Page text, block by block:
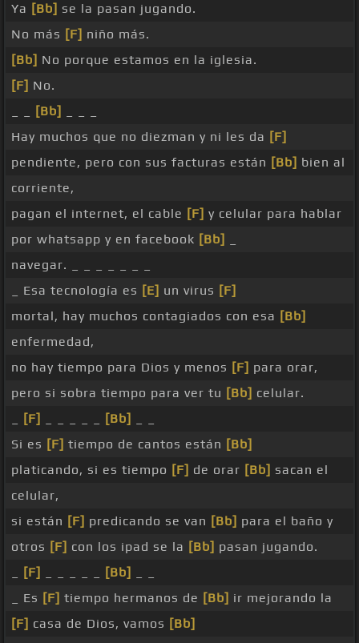
Ya [Bb] se la pasan jugando.
No más [F] niño más.
[Bb] No porque estamos en la iglesia.
[F] No.
[Bb]
Hay muchos que no diezman y ni les da [F]
pendiente, pero con sus facturas están [Bb] bien al
corriente,
pagan el internet, el cable [F] y celular para hablar
por whatsapp y en facebook [Bb]
navegar. _ _ _ _ _ _ _
_ Esa tecnología es [E] un virus [F]
mortal, hay muchos contagiados con esa [Bb]
enfermedad,
no hay tiempo para Dios y menos [F] para orar,
pero si sobra tiempo para ver tu [Bb] celular.
[F] [Bb]
Si es [F] tiempo de cantos están [Bb]
platicando, si es tiempo [F] de orar [Bb] sacan el
celular,
si están [F] predicando se van [Bb] para el baño y
otros [F] con los ipad se la [Bb] pasan jugando.
[F] [Bb]
_ Es [F] tiempo hermanos de [Bb] ir mejorando la
[F] casa de Dios, vamos [Bb]